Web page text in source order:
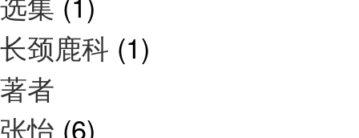
长颈鹿科 (1)
著者
张怡 (6)